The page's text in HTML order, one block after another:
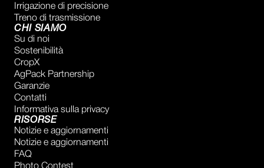
Irrigazione di precisione
Treno di trasmissione
CHI SIAMO
Su di noi
Sostenibilità
CropX
AgPack Partnership
Garanzie
Contatti
Informativa sulla privacy
RISORSE
Notizie e aggiornamenti
Notizie e aggiornamenti
FAQ
Photo Contest